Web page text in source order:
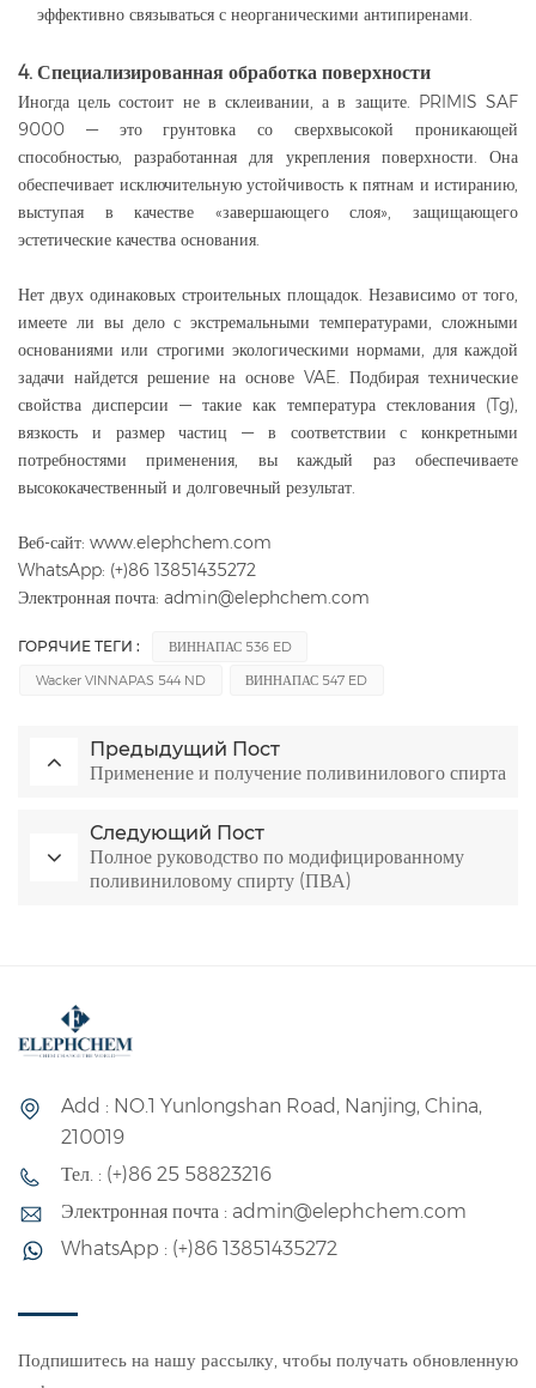
эффективно связываться с неорганическими антипиренами.
4. Специализированная обработка поверхности
Иногда цель состоит не в склеивании, а в защите. PRIMIS SAF
9000 — это грунтовка со сверхвысокой проникающей
способностью, разработанная для укрепления поверхности. Она
обеспечивает исключительную устойчивость к пятнам и истиранию,
выступая в качестве «завершающего слоя», защищающего
эстетические качества основания.
Нет двух одинаковых строительных площадок. Независимо от того,
имеете ли вы дело с экстремальными температурами, сложными
основаниями или строгими экологическими нормами, для каждой
задачи найдется решение на основе VAE. Подбирая технические
свойства дисперсии — такие как температура стеклования (Tg),
вязкость и размер частиц — в соответствии с конкретными
потребностями применения, вы каждый раз обеспечиваете
высококачественный и долговечный результат.
Веб-сайт: www.elephchem.com
WhatsApp: (+)86 13851435272
Электронная почта: admin@elephchem.com
ГОРЯЧИЕ ТЕГИ :
ВИННАПАС 536 ED
Wacker VINNAPAS 544 ND
ВИННАПАС 547 ED
Предыдущий Пост
Применение и получение поливинилового спирта
Следующий Пост
Полное руководство по модифицированному
поливиниловому спирту (ПВА)
Add : NO.1 Yunlongshan Road, Nanjing, China,
210019
Тел. : (+)86 25 58823216
Электронная почта : admin@elephchem.com
WhatsApp : (+)86 13851435272
Подпишитесь на нашу рассылку, чтобы получать обновленную